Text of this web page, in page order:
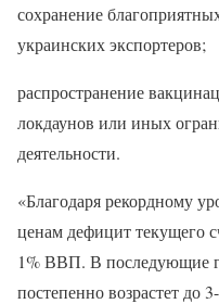
сохранение
украинских экспортеров;
распространение
локдаунов или иных
деятельности.
«Благодаря рекордному
ценам дефицит текущего
1% ВВП. В последующие
постепенно возрастет до